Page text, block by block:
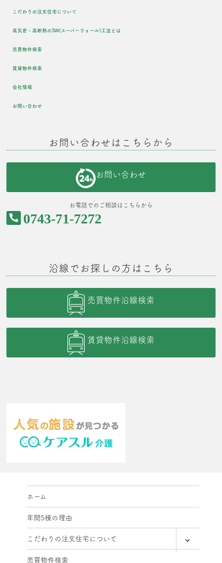
こだわりの注文住宅について
高気密・高断熱のSW(スーパーウォール)工法とは
売買物件検索
賃貸物件検索
会社情報
お問い合わせ
お問い合わせはこちらから
お問い合わせ
お電話でのご相談はこちらから
0743-71-7272
沿線でお探しの方はこちら
売買物件沿線検索
賃貸物件沿線検索
ホーム
年間5棟の理由
こだわりの注文住宅について
売買物件検索